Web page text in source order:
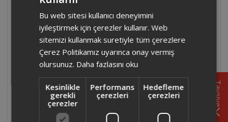
Temizlikte hangi malzemeler
kullanılmamalıdır?
AR1193 - Arzum Shake'n Take Mega Bıçak
nasıl temizlenmelidir?
AR1193 - Arzum Shake'n Take Mega
Temizlik öncesi ne yapılmalıdır?
Tavsiye
Bu web sitesi kullanıcı deneyimini
iyileştirmek için çerezler kullanır. Web
sitemizi kullanmak suretiyle tüm çerezlere
Çerez Politikamız uyarınca onay vermiş
olursunuz. Daha fazlasını oku
Kesinlikle
gerekli
çerezler
Performans
çerezleri
Hedefleme
çerezleri